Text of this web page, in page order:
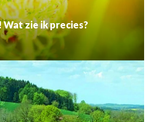
Wat zie ik precies?